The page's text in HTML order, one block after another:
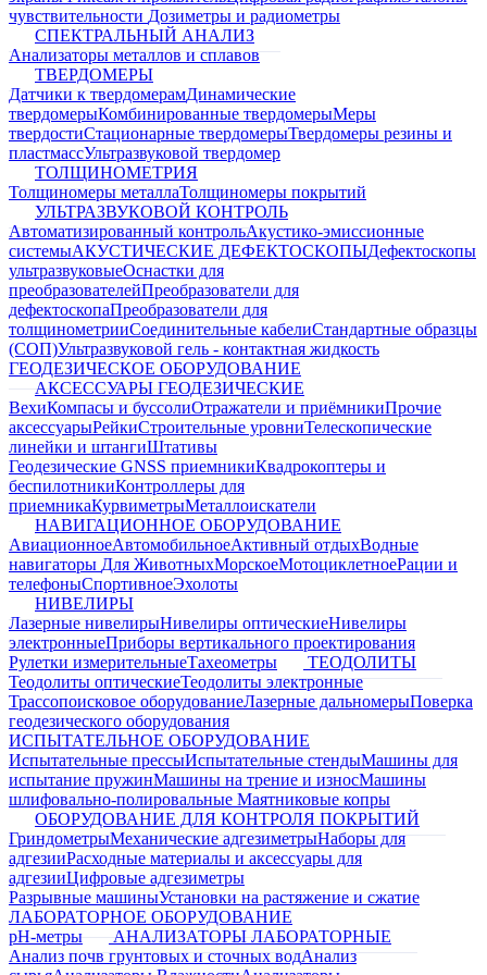
чувствительности Дозиметры и радиометры
СПЕКТРАЛЬНЫЙ АНАЛИЗ
Анализаторы металлов и сплавов
ТВЕРДОМЕРЫ
Датчики к твердомерамДинамические
твердомерыКомбинированные твердомерыМеры
твердостиСтационарные твердомерыТвердомеры резины и
пластмассУльтразвуковой твердомер
ТОЛЩИНОМЕТРИЯ
Толщиномеры металлаТолщиномеры покрытий
УЛЬТРАЗВУКОВОЙ КОНТРОЛЬ
Автоматизированный контрольАкустико-эмиссионные
системыАКУСТИЧЕСКИЕ ДЕФЕКТОСКОПЫДефектоскопы
ультразвуковыеОснастки для
преобразователейПреобразователи для
дефектоскопаПреобразователи для
толщинометрииСоединительные кабелиСтандартные образцы
(СОП)Ультразвуковой гель - контактная жидкость
ГЕОДЕЗИЧЕСКОЕ ОБОРУДОВАНИЕ
АКСЕССУАРЫ ГЕОДЕЗИЧЕСКИЕ
ВехиКомпасы и буссолиОтражатели и приёмникиПрочие
аксессуарыРейкиСтроительные уровниТелескопические
линейки и штангиШтативы
Геодезические GNSS приемникиКвадрокоптеры и
беспилотникиКонтроллеры для
приемникаКурвиметрыМеталлоискатели
НАВИГАЦИОННОЕ ОБОРУДОВАНИЕ
АвиационноеАвтомобильноеАктивный отдыхВодные
навигаторы Для ЖивотныхМорскоеМотоциклетноеРации и
телефоныСпортивноеЭхолоты
НИВЕЛИРЫ
Лазерные нивелирыНивелиры оптическиеНивелиры
электронныеПриборы вертикального проектирования
Рулетки измерительныеТахеометры
ТЕОДОЛИТЫ
Теодолиты оптическиеТеодолиты электронные
Трассопоисковое оборудованиеЛазерные дальномерыПоверка
геодезического оборудования
ИСПЫТАТЕЛЬНОЕ ОБОРУДОВАНИЕ
Испытательные прессыИспытательные стендыМашины для
испытание пружинМашины на трение и износМашины
шлифовально-полировальные Маятниковые копры
ОБОРУДОВАНИЕ ДЛЯ КОНТРОЛЯ ПОКРЫТИЙ
ГриндометрыМеханические адгезиметрыНаборы для
адгезииРасходные материалы и аксессуары для
адгезииЦифровые адгезиметры
Разрывные машиныУстановки на растяжение и сжатие
ЛАБОРАТОРНОЕ ОБОРУДОВАНИЕ
pH-метры
АНАЛИЗАТОРЫ ЛАБОРАТОРНЫЕ
Анализ почв грунтовых и сточных водАнализ